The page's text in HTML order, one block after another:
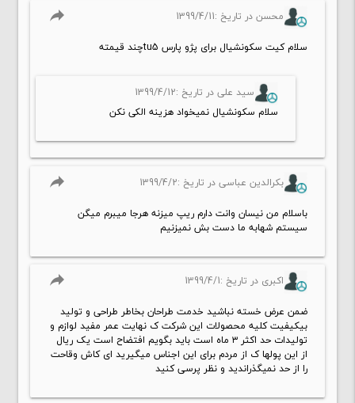
محسن در تاریخ :1399/4/11 reply
سلام کیت سکونشیال برای پژو پارس tu5چند قیمته
سید علی در تاریخ :1399/4/12
سلام سکونشیال نمیخواد هزینه الکی نکن
بکرالدین عباسی در تاریخ :1399/4/2 reply
باسلام من نیسان وانت دارم ریپ میزنه هرجا میبرم میگن
سیستم شهابه ما دست بش نمیزنیم
اکبری در تاریخ :1399/4/1 reply
ضمن عرض خسته نباشید خدمت طراحان بخاطر طراحی و تولید
بیکیفیت کلیه محصولات این شرکت ک نهایت عمر مفید لوازم و
تولیدات حد اکثر ۳ ماه است باید بگویم افتضاح است یک ریال
از این پولها ک از مردم برای این اجناس میگیرید ای کاش وقاحت
را از حد نمیگذراندید و نظر پرسی کنید